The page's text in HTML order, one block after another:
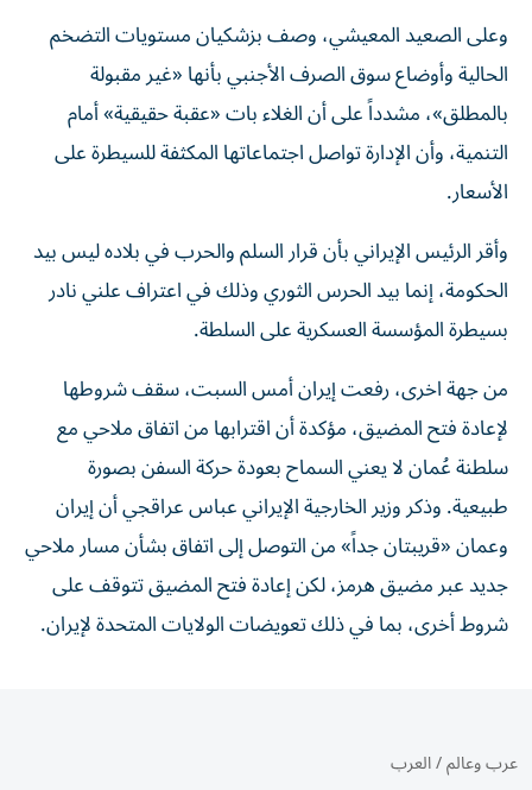
وعلى الصعيد المعيشي، وصف بزشكيان مستويات التضخم
الحالية وأوضاع سوق الصرف الأجنبي بأنها «غير مقبولة
بالمطلق»، مشدداً على أن الغلاء بات «عقبة حقيقية» أمام
التنمية، وأن الإدارة تواصل اجتماعاتها المكثفة للسيطرة على
الأسعار.
وأقر الرئيس الإيراني بأن قرار السلم والحرب في بلاده ليس بيد
الحكومة، إنما بيد الحرس الثوري وذلك في اعتراف علني نادر
بسيطرة المؤسسة العسكرية على السلطة.
من جهة اخرى، رفعت إيران أمس السبت، سقف شروطها
لإعادة فتح المضيق، مؤكدة أن اقترابها من اتفاق ملاحي مع
سلطنة عُمان لا يعني السماح بعودة حركة السفن بصورة
طبيعية. وذكر وزير الخارجية الإيراني عباس عراقجي أن إيران
وعمان «قريبتان جداً» من ‌التوصل إلى اتفاق بشأن مسار ملاحي
جديد عبر مضيق هرمز، لكن إعادة فتح المضيق تتوقف على
شروط أخرى، بما في ذلك تعويضات الولايات المتحدة لإيران.
عرب وعالم/العرب